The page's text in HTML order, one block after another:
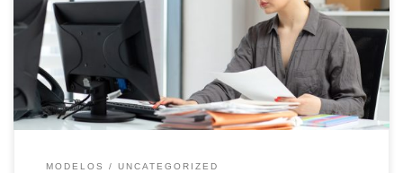
previo esencial para el pago del Impuesto sobre
Sucesiones y Donaciones (ISD) en Andalucía ¿Qué es el
Modelo 660 de la Junta de Andalucía? El Modelo 660 de la
Junta de Andalucía es […]
MODELOS UNCATEGORIZED